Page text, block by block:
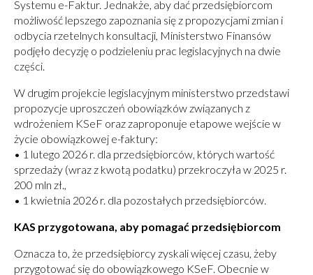
Systemu e-Faktur. Jednakże, aby dać przedsiębiorcom
możliwość lepszego zapoznania się z propozycjami zmian i
odbycia rzetelnych konsultacji, Ministerstwo Finansów
podjęło decyzję o podzieleniu prac legislacyjnych na dwie
części.
W drugim projekcie legislacyjnym ministerstwo przedstawi
propozycje uproszczeń obowiązków związanych z
wdrożeniem KSeF oraz zaproponuje etapowe wejście w
życie obowiązkowej e-faktury:
• 1 lutego 2026 r. dla przedsiębiorców, których wartość
sprzedaży (wraz z kwotą podatku) przekroczyła w 2025 r.
200 mln zł.,
• 1 kwietnia 2026 r. dla pozostałych przedsiębiorców.
KAS przygotowana, aby pomagać przedsiębiorcom
Oznacza to, że przedsiębiorcy zyskali więcej czasu, żeby
przygotować się do obowiązkowego KSeF. Obecnie w